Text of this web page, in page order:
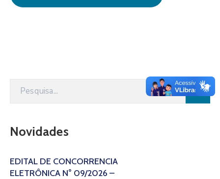
Novidades
EDITAL DE CONCORRÊNCIA
ELETRÔNICA N° 09/2026 –